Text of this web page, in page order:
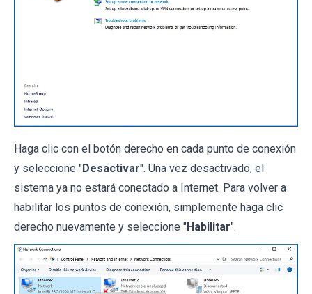
Haga clic con el botón derecho en cada punto de conexión
y seleccione "Desactivar". Una vez desactivado, el
sistema ya no estará conectado a Internet. Para volver a
habilitar los puntos de conexión, simplemente haga clic
derecho nuevamente y seleccione "Habilitar".